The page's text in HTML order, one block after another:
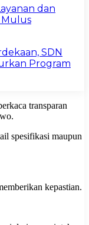
dan
Mulus
SDN
Program
transparan
spesifikasi maupun
kepastian.